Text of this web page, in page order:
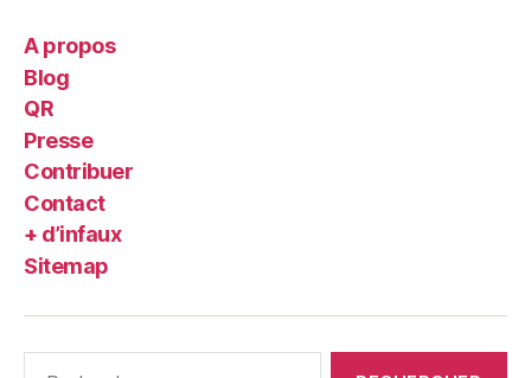
A propos
Blog
QR
Presse
Contribuer
Contact
+ d’infaux
Sitemap